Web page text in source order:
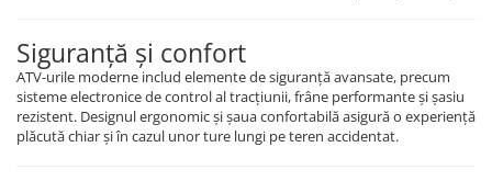
Siguranță și confort
ATV-urile moderne includ elemente de siguranță avansate, precum
sisteme electronice de control al tracțiunii, frâne performante și șasiu
rezistent. Designul ergonomic și șaua confortabilă asigură o experiență
plăcută chiar și în cazul unor ture lungi pe teren accidentat.